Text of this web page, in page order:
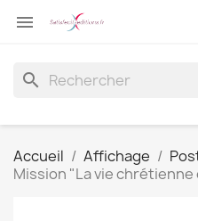

search
Accueil Affichage
Mission "La vie chrétienne